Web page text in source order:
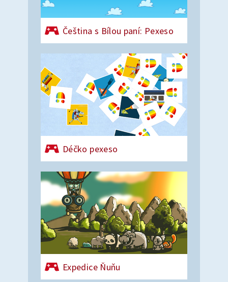
Čeština s Bílou paní: Pexeso
Déčko pexeso
Expedice Ňuňu